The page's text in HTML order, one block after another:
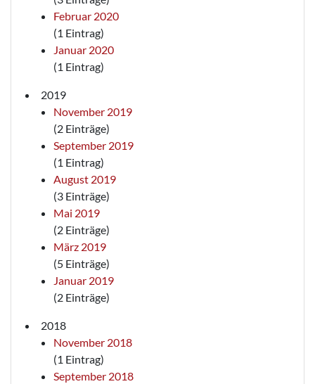
Februar 2020
(1 Eintrag)
Januar 2020
(1 Eintrag)
2019
November 2019
(2 Einträge)
September 2019
(1 Eintrag)
August 2019
(3 Einträge)
Mai 2019
(2 Einträge)
März 2019
(5 Einträge)
Januar 2019
(2 Einträge)
2018
November 2018
(1 Eintrag)
September 2018